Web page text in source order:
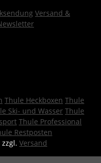
Versand &
Thule Heckboxen Thule
Ski- und Wasser Thule
Thule Professional
Restposten
Versand